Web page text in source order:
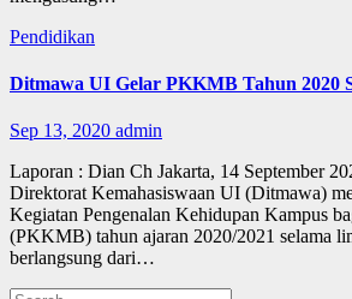
Pendidikan
Ditmawa UI Gelar PKKMB Tahun 2020
Sep 13, 2020 admin
Laporan : Dian Ch Jakarta, 14 September
Direktorat Kemahasiswaan UI (Ditmawa)
Kegiatan Pengenalan Kehidupan Kampus
(PKKMB) tahun ajaran 2020/2021 selama
berlangsung dari…